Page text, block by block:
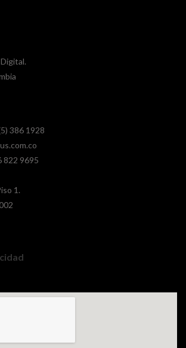
386 1928
822 9695
1.